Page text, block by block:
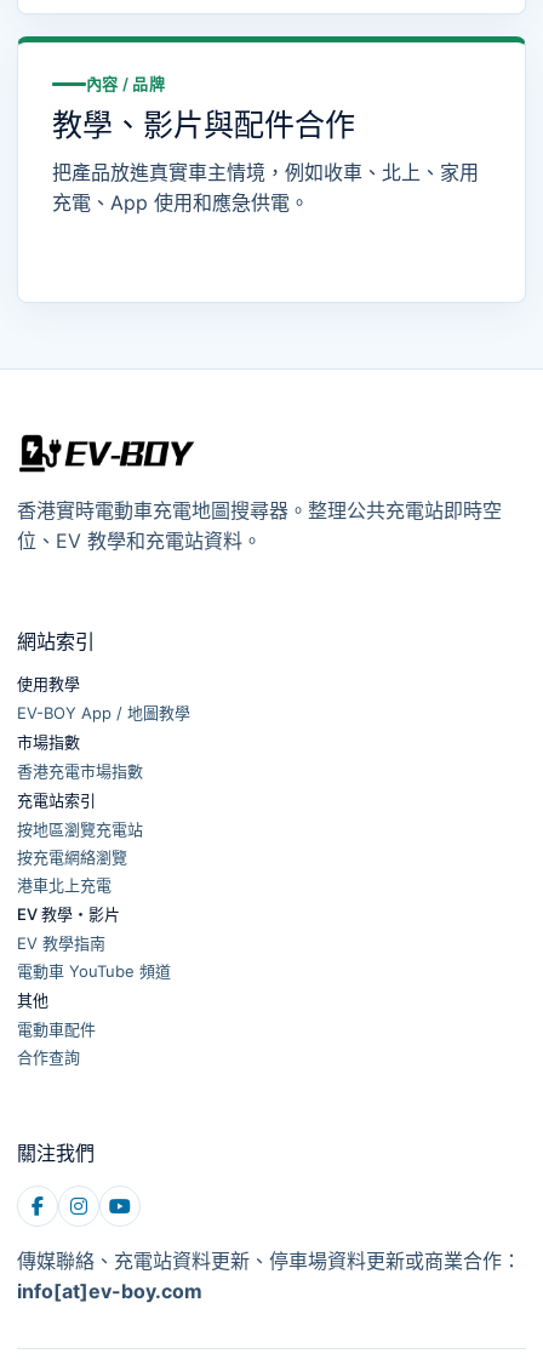
內容 / 品牌
教學、影片與配件合作
把產品放進真實車主情境，例如收車、北上、家用
充電、App 使用和應急供電。
香港實時電動車充電地圖搜尋器。整理公共充電站即時空
位、EV 教學和充電站資料。
網站索引
使用教學
EV-BOY App / 地圖教學
市場指數
香港充電市場指數
充電站索引
按地區瀏覽充電站
按充電網絡瀏覽
港車北上充電
EV 教學・影片
EV 教學指南
電動車 YouTube 頻道
其他
電動車配件
合作查詢
關注我們
傳媒聯絡、充電站資料更新、停車場資料更新或商業合作：
info[at]ev-boy.com